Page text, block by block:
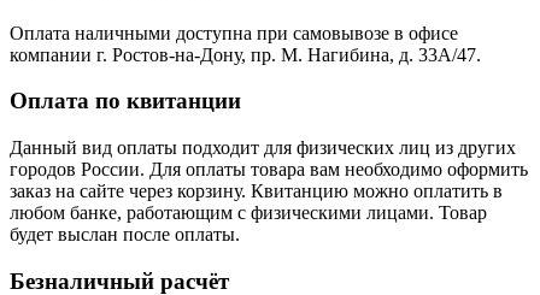
Оплата наличными доступна при самовывозе в офисе
компании г. Ростов-на-Дону, пр. М. Нагибина, д. 33А/47.
Оплата по квитанции
Данный вид оплаты подходит для физических лиц из других
городов России. Для оплаты товара вам необходимо оформить
заказ на сайте через корзину. Квитанцию можно оплатить в
любом банке, работающим с физическими лицами. Товар
будет выслан после оплаты.
Безналичный расчёт